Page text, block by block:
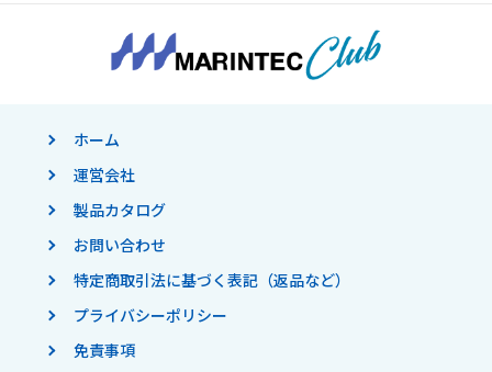
ホーム
運営会社
製品カタログ
お問い合わせ
特定商取引法に基づく表記（返品など）
プライバシーポリシー
免責事項